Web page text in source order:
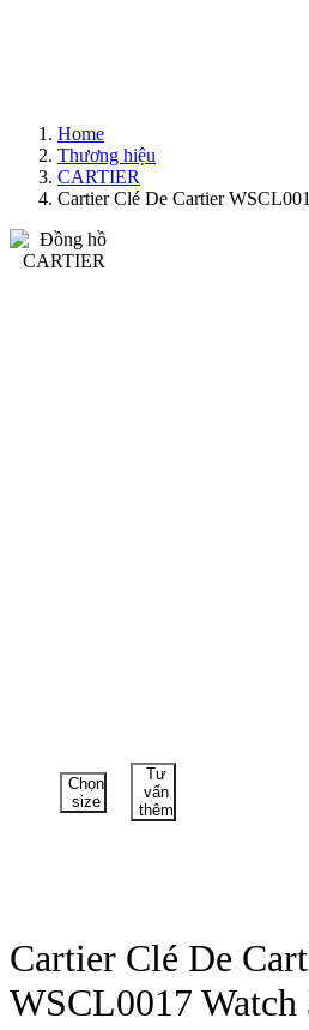
Home
Thương hiệu
CARTIER
Cartier Clé De Cartier
Chọn
size
Tư
vấn
thêm
Cartier Clé De
WSCL0017 Watch